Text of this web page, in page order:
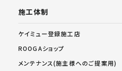
施工体制
ケイミュー登録施工店
ROOGAショップ
メンテナンス(施主様へのご提案用)